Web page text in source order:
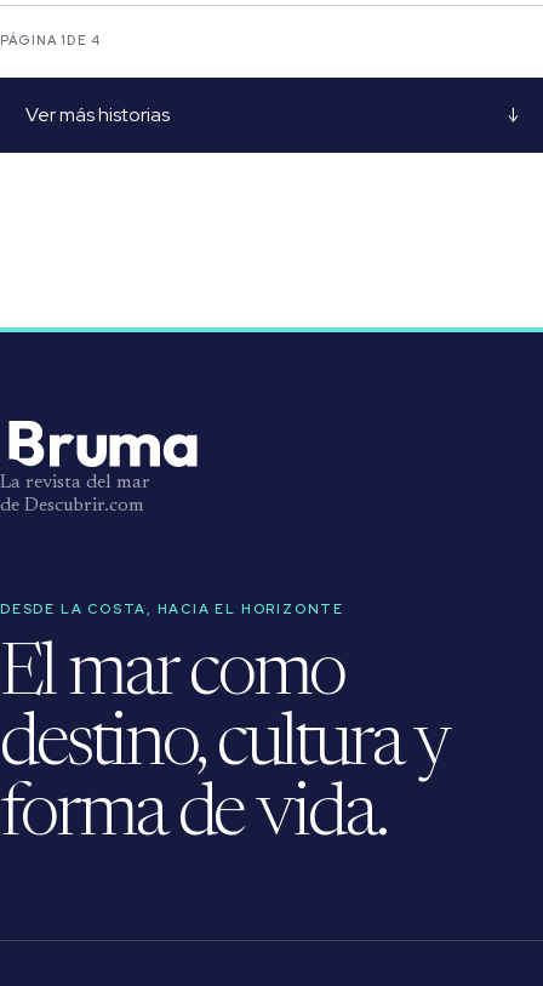
PÁGINA 1 DE 4
Ver más historias ↓
La revista del mar
de Descubrir.com
DESDE LA COSTA, HACIA EL HORIZONTE
El mar como
destino, cultura y
forma de vida.